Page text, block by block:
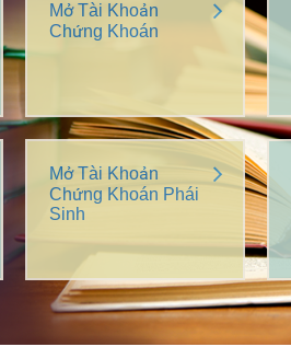
Mở Tài Khoản
Chứng Khoán
Mở Tài Khoản
Chứng Khoán Phái
Sinh